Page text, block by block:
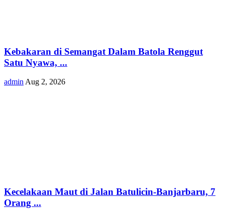
Kebakaran di Semangat Dalam Batola Renggut
Satu Nyawa, ...
admin Aug 2, 2026
Kecelakaan Maut di Jalan Batulicin-Banjarbaru, 7
Orang ...